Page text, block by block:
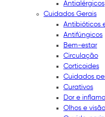
Antialérgicos
Cuidados Gerais
Antibióticos
Antifúngicos
Bem-estar
Circulação
Corticoides
Cuidados
Curativos
Dor e
Olhos e visão